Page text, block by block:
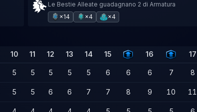
Le Bestie Alleate guadagnano 2 di Armatura
×14
×4 ×4
10 11 12 13 14 15 16 17
5 5 5 5 5 6 6 6 7 8
5 5 6 6 7 7 8 9 10 11